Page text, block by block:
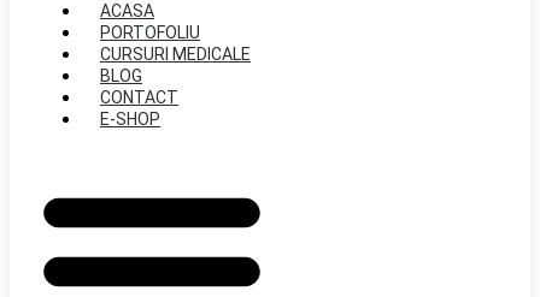
ACASA
PORTOFOLIU
CURSURI MEDICALE
BLOG
CONTACT
E-SHOP